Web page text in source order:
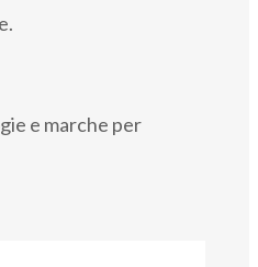
e marche per